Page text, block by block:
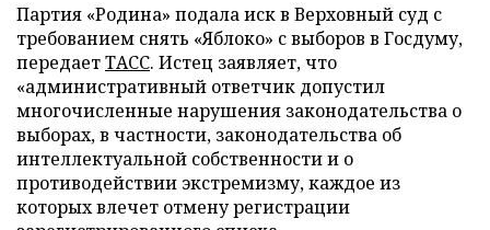
Партия «Родина» подала иск в Верховный суд с
требованием снять «Яблоко» с выборов в Госдуму,
передаетТАСС. Истец заявляет, что
«административный ответчик допустил
многочисленные нарушения законодательства о
выборах, в частности, законодательства об
интеллектуальной собственности и о
противодействии экстремизму, каждое из
которых влечет отмену регистрации